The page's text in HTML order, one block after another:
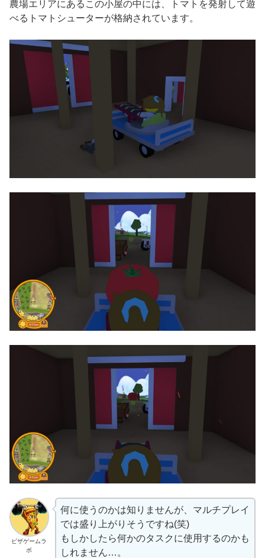
農場エリアにあるこの小屋の中には、トマトを発射して遊
べるトマトシューターが格納されています。
ピザゲームラ
ボ
何に使うのかは知りませんが、マルチプレイ
では盛り上がりそうですね(笑)
もしかしたら何かのタスクに使用するのかも
しれません…。